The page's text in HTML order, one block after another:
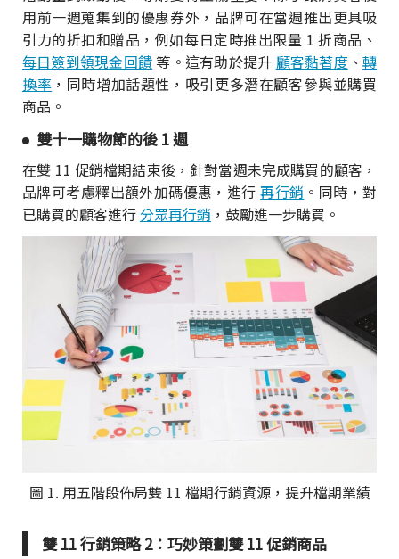
用前一週蒐集到的優惠券外，品牌可在當週推出更具吸
引力的折扣和贈品，例如每日定時推出限量 1 折商品、
每日簽到領現金回饋 等。這有助於提升 顧客黏著度 、轉
換率 ，同時增加話題性，吸引更多潛在顧客參與並購買
商品。
雙十一購物節的後 1 週
在雙 11 促銷檔期結束後，針對當週未完成購買的顧客，
品牌可考慮釋出額外加碼優惠，進行再行銷 。同時，對
已購買的顧客進行分眾再行銷 ，鼓勵進一步購買。
圖 1. 用五階段佈局雙 11 檔期行銷資源，提升檔期業績
雙 11 行銷策略 2：巧妙策劃雙 11 促銷商品